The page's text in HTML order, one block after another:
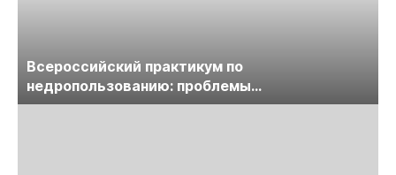
Всероссийский практикум по
недропользованию: проблемы
лицензирования, цифровизации, экспертизы